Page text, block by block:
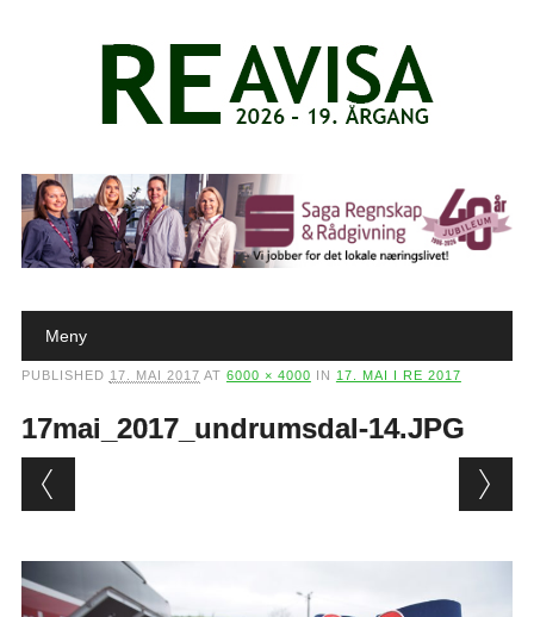
Main menu
Meny
PUBLISHED 17. MAI 2017 AT 6000 × 4000 IN 17. MAI I RE 2017
17mai_2017_undrumsdal-14.JPG